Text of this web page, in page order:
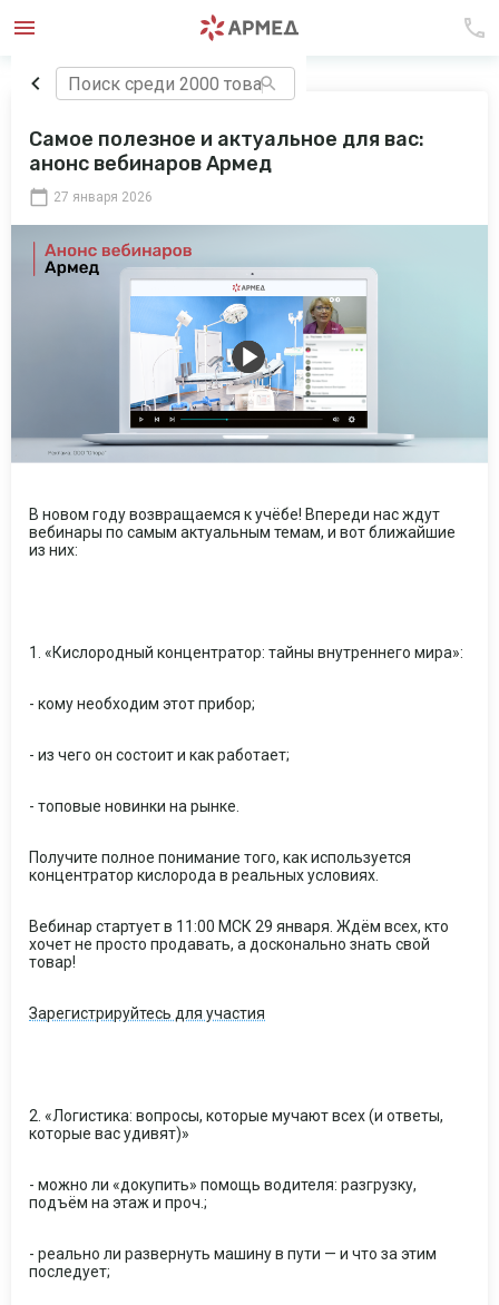
Самое полезное и актуальное для вас:
анонс вебинаров Армед
27 января 2026
В новом году возвращаемся к учёбе! Впереди нас ждут
вебинары по самым актуальным темам, и вот ближайшие
из них:
1. «Кислородный концентратор: тайны внутреннего мира»:
- кому необходим этот прибор;
- из чего он состоит и как работает;
- топовые новинки на рынке.
Получите полное понимание того, как используется
концентратор кислорода в реальных условиях.
Вебинар стартует в 11:00 МСК 29 января. Ждём всех, кто
хочет не просто продавать, а досконально знать свой
товар!
Зарегистрируйтесь для участия
2. «Логистика: вопросы, которые мучают всех (и ответы,
которые вас удивят)»
- можно ли «докупить» помощь водителя: разгрузку,
подъём на этаж и проч.;
- реально ли развернуть машину в пути — и что за этим
последует;